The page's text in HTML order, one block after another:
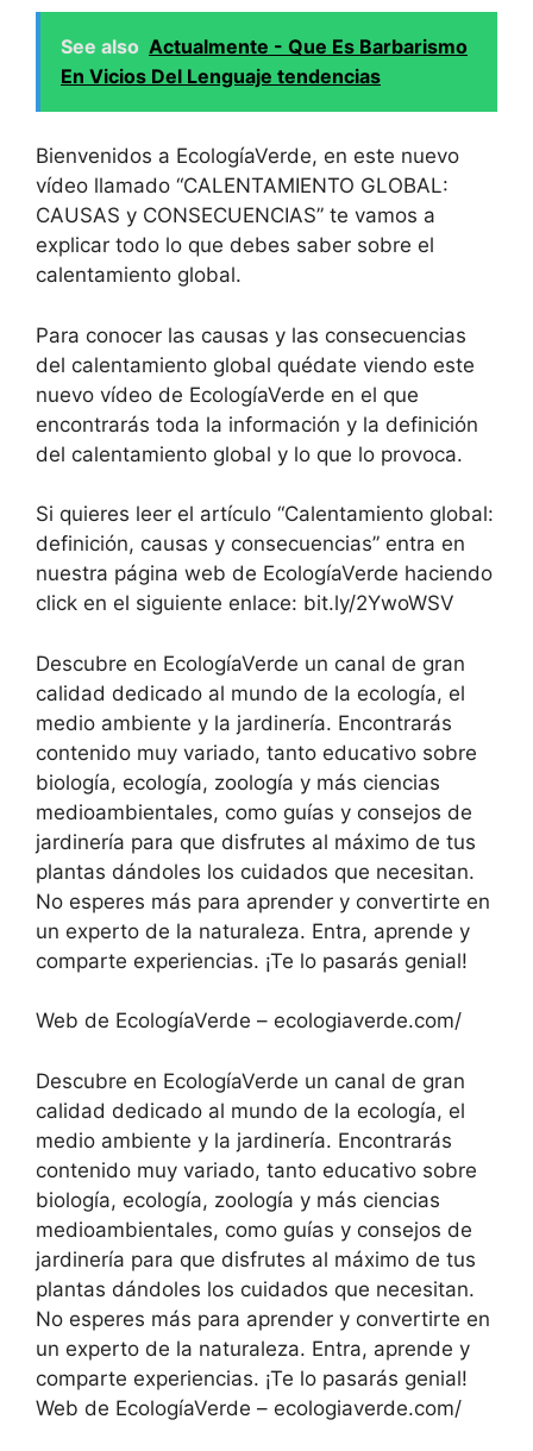
See also Actualmente - Que Es Barbarismo
En Vicios Del Lenguaje tendencias
Bienvenidos a EcologíaVerde, en este nuevo
vídeo llamado “CALENTAMIENTO GLOBAL:
CAUSAS y CONSECUENCIAS” te vamos a
explicar todo lo que debes saber sobre el
calentamiento global.
Para conocer las causas y las consecuencias
del calentamiento global quédate viendo este
nuevo vídeo de EcologíaVerde en el que
encontrarás toda la información y la definición
del calentamiento global y lo que lo provoca.
Si quieres leer el artículo “Calentamiento global:
definición, causas y consecuencias” entra en
nuestra página web de EcologíaVerde haciendo
click en el siguiente enlace: bit.ly/2YwoWSV
Descubre en EcologíaVerde un canal de gran
calidad dedicado al mundo de la ecología, el
medio ambiente y la jardinería. Encontrarás
contenido muy variado, tanto educativo sobre
biología, ecología, zoología y más ciencias
medioambientales, como guías y consejos de
jardinería para que disfrutes al máximo de tus
plantas dándoles los cuidados que necesitan.
No esperes más para aprender y convertirte en
un experto de la naturaleza. Entra, aprende y
comparte experiencias. ¡Te lo pasarás genial!
Web de EcologíaVerde – ecologiaverde.com/
Descubre en EcologíaVerde un canal de gran
calidad dedicado al mundo de la ecología, el
medio ambiente y la jardinería. Encontrarás
contenido muy variado, tanto educativo sobre
biología, ecología, zoología y más ciencias
medioambientales, como guías y consejos de
jardinería para que disfrutes al máximo de tus
plantas dándoles los cuidados que necesitan.
No esperes más para aprender y convertirte en
un experto de la naturaleza. Entra, aprende y
comparte experiencias. ¡Te lo pasarás genial!
Web de EcologíaVerde – ecologiaverde.com/